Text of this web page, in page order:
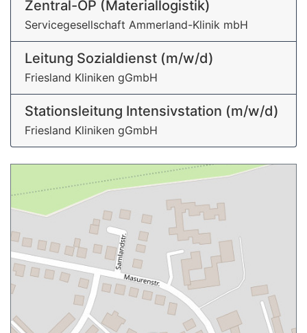
Zentral-OP (Materiallogistik)
Servicegesellschaft Ammerland-Klinik mbH
Leitung Sozialdienst (m/w/d)
Friesland Kliniken gGmbH
Stationsleitung Intensivstation (m/w/d)
Friesland Kliniken gGmbH